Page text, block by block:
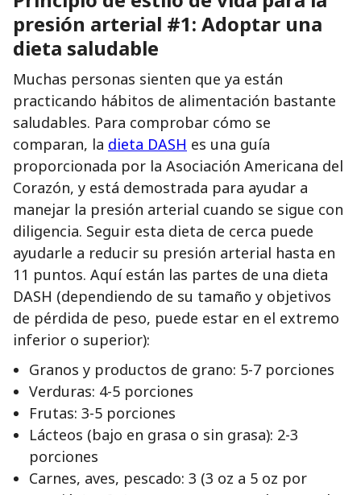
presión arterial #1: Adoptar una
dieta saludable
Muchas personas sienten que ya están
practicando hábitos de alimentación bastante
saludables. Para comprobar cómo se
comparan, la dieta DASH es una guía
proporcionada por la Asociación Americana del
Corazón, y está demostrada para ayudar a
manejar la presión arterial cuando se sigue con
diligencia. Seguir esta dieta de cerca puede
ayudarle a reducir su presión arterial hasta en
11 puntos. Aquí están las partes de una dieta
DASH (dependiendo de su tamaño y objetivos
de pérdida de peso, puede estar en el extremo
inferior o superior):
Granos y productos de grano: 5-7 porciones
Verduras: 4-5 porciones
Frutas: 3-5 porciones
Lácteos (bajo en grasa o sin grasa): 2-3
porciones
Carnes, aves, pescado: 3 (3 oz a 5 oz por